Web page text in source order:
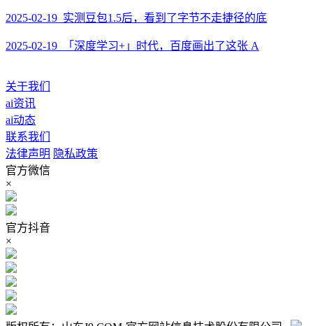
2025-02-19 实测豆包1.5后，看到了字节不走捷径的底
2025-02-19 「深度学习+」时代，百度画出了这张 A
关于我们
ai资讯
ai动态
联系我们
法律声明 隐私政策
官方微信
×
官方抖音
×